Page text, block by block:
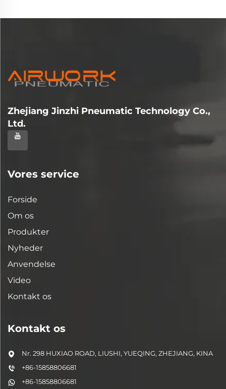
Zhejiang Jinzhi Pneumatic Technology Co.,
Ltd.
Vores service
Forside
Om os
Produkter
Nyheder
Anvendelse
Video
Kontakt os
Kontakt os
Nr. 298 HUXIAO ROAD, LIUSHI, YUEQING, ZHEJIANG, KINA
+86-15858806681
+86-15858806681